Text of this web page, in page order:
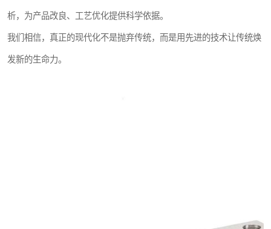
析，为产品改良、工艺优化提供科学依据。
我们相信，真正的现代化不是抛弃传统，而是用先进的技术让传统焕
发新的生命力。